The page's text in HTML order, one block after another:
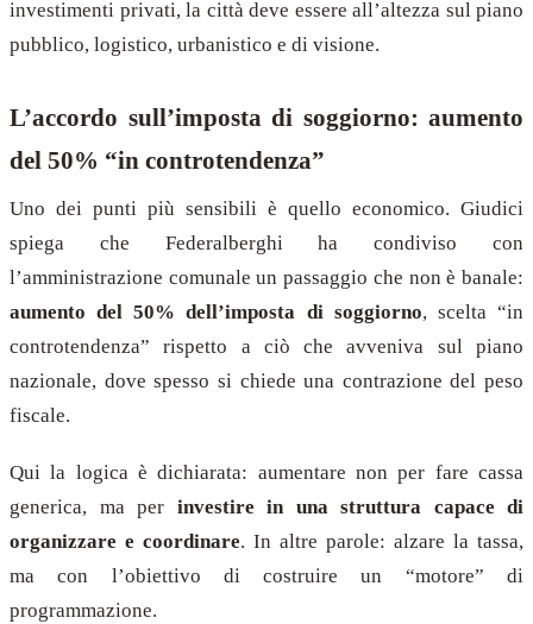
investimenti privati, la città deve essere all’altezza sul piano
pubblico, logistico, urbanistico e di visione.
L’accordo sull’imposta di soggiorno: aumento
del 50% “in controtendenza”
Uno dei punti più sensibili è quello economico. Giudici
spiega che Federalberghi ha condiviso con
l’amministrazione comunale un passaggio che non è banale:
aumento del 50% dell’imposta di soggiorno, scelta “in
controtendenza” rispetto a ciò che avveniva sul piano
nazionale, dove spesso si chiede una contrazione del peso
fiscale.
Qui la logica è dichiarata: aumentare non per fare cassa
generica, ma per investire in una struttura capace di
organizzare e coordinare. In altre parole: alzare la tassa,
ma con l’obiettivo di costruire un “motore” di
programmazione.